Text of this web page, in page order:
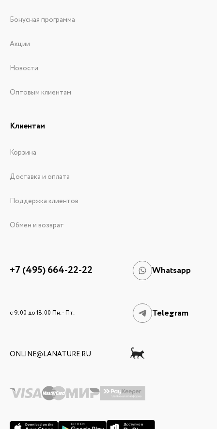
Бонусная программа
Акции
Новости
Оптовым клиентам
Клиентам
Корзина
Доставка и оплата
Поддержка клиентов
Обмен и возврат
+7 (495) 664-22-22 Whatsapp
c 9:00 до 18:00 Пн. - Пт. Telegram
ONLINE@LANATURE.RU